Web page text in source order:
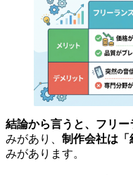
結論から言うと、フリー
みがあり、 制作会社は「
みがあります。